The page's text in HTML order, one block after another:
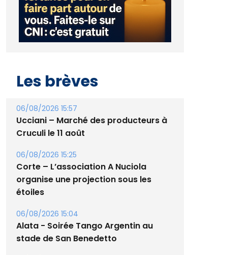
Les brèves
06/08/2026 15:57
Cruculi le 11 août
06/08/2026 15:25
Corte – L’association A Nuciola
étoiles
06/08/2026 15:04